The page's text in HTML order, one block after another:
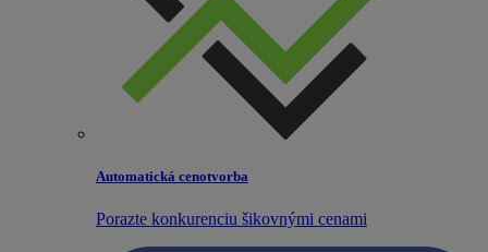
Automatická cenotvorba
Porazte konkurenciu šikovnými cenami